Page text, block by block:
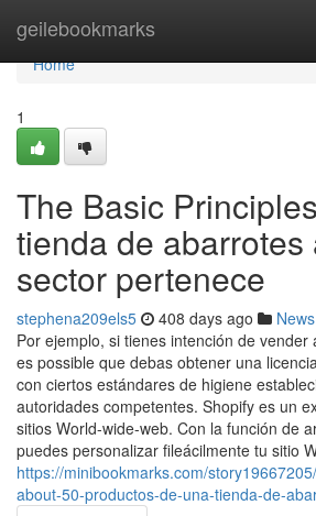
geilebookmarks
Home
Home
1
The Basic
tienda de abarrotes
sector pertenece
stephena209els5 408 days ago News
Por ejemplo, si tienes intención de vender
es possible que debas obtener una
con ciertos estándares de higiene
autoridades competentes. Shopify es un
sitios World-wide-web. Con la función de
puedes personalizar fileácilmente tu sitio
https://minibookmarks.com/
about-50-productos-de-una-tienda-de-